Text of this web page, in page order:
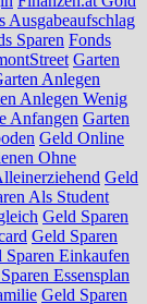
Ausgabeaufschlag
Sparen Fonds
Garten
Anlegen
Anlegen Wenig
Anfangen Garten
Geld Online
Ohne
Geld
Als Student
Geld Sparen
Geld Sparen
Sparen Einkaufen
Essensplan
Geld Sparen